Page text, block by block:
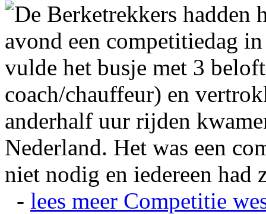
De Berketrekkers hadden
avond een competitiedag
vulde het busje met 3
coach/chauffeur) en
anderhalf uur rijden
Nederland. Het was een
niet nodig en iedereen
- lees meer Competitie